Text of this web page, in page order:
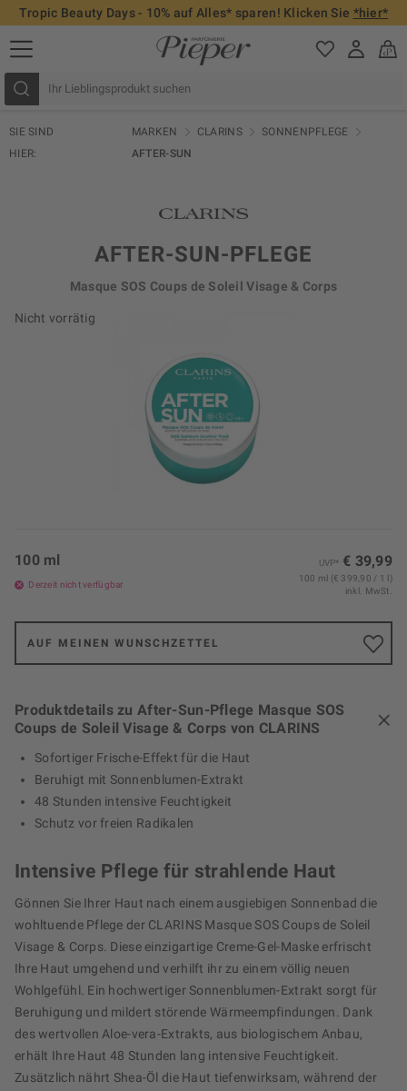
Tropic Beauty Days - 10% auf Alles* sparen! Klicken Sie *hier*
SIE SIND
HIER:
MARKEN CLARINS
SONNENPFLEGE
AFTER-SUN
Nicht vorrätig
AFTER-SUN-PFLEGE
Masque SOS Coups de Soleil Visage & Corps
UVP* € 39,99
100 ml
Derzeit nicht verfügbar
100 ml (€ 399,90 / 1 l)
inkl. MwSt.
AUF MEINEN WUNSCHZETTEL
Produktdetails zu After-Sun-Pflege Masque SOS
Coups de Soleil Visage & Corps von CLARINS
Sofortiger Frische-Effekt für die Haut
Beruhigt mit Sonnenblumen-Extrakt
48 Stunden intensive Feuchtigkeit
Schutz vor freien Radikalen
Intensive Pflege für strahlende Haut
Gönnen Sie Ihrer Haut nach einem ausgiebigen Sonnenbad die
wohltuende Pflege der CLARINS Masque SOS Coups de Soleil
Visage & Corps. Diese einzigartige Creme-Gel-Maske erfrischt
Ihre Haut umgehend und verhilft ihr zu einem völlig neuen
Wohlgefühl. Ein hochwertiger Sonnenblumen-Extrakt sorgt für
Beruhigung und mildert störende Wärmeempfindungen. Dank
des wertvollen Aloe-vera-Extrakts, aus biologischem Anbau,
erhält Ihre Haut 48 Stunden lang intensive Feuchtigkeit.
Zusätzlich nährt Shea-Öl die Haut tiefenwirksam, während der